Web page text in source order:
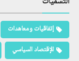
إتفاقيات ومعاهدات
الإقتصاد السياسي